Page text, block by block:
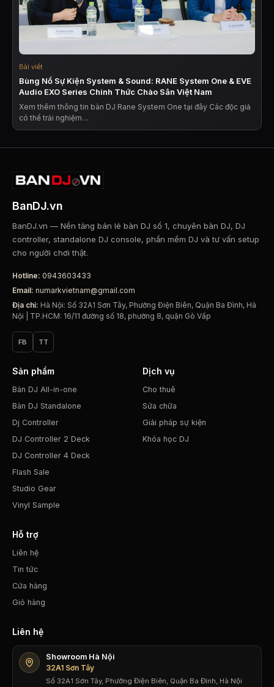
Bài viết
Bùng Nổ Sự Kiện System & Sound: RANE System One & EVE
Audio EXO Series Chính Thức Chào Sân Việt Nam
Xem thêm thông tin bàn DJ Rane System One tại đây Các độc giả
có thể trải nghiệm…
BanDJ.vn
BanDJ.vn — Nền tảng bán lẻ bàn DJ số 1, chuyên bàn DJ, DJ
controller, standalone DJ console, phần mềm DJ và tư vấn setup
cho người chơi thật.
Hotline: 0943603433
Email: numarkvietnam@gmail.com
Địa chỉ: Hà Nội: Số 32A1 Sơn Tây, Phường Điện Biên, Quận Ba Đình, Hà
Nội | TP.HCM: 16/11 đường số 18, phường 8, quận Gò Vấp
FB TT
Sản phẩm
Bàn DJ All-in-one
Bàn DJ Standalone
Dj Controller
DJ Controller 2 Deck
DJ Controller 4 Deck
Flash Sale
Studio Gear
Vinyl Sample
Dịch vụ
Cho thuê
Sửa chữa
Giải pháp sự kiện
Khóa học DJ
Hỗ trợ
Liên hệ
Tin tức
Cửa hàng
Giỏ hàng
Liên hệ
Showroom Hà Nội
32A1 Sơn Tây
Số 32A1 Sơn Tây, Phường Điện Biên, Quận Ba Đình, Hà Nội